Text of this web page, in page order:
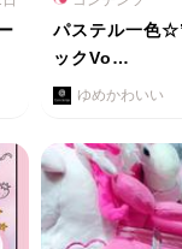
パステル一色
ックVo…
ゆめかわいい